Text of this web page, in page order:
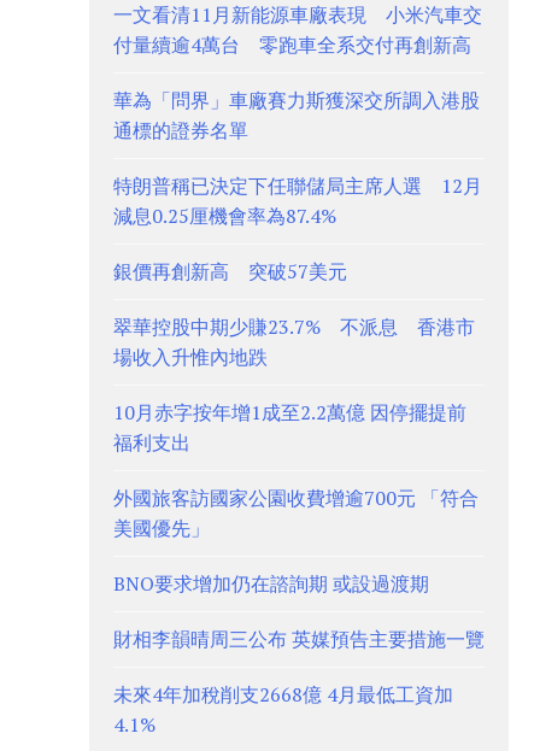
一文看清11月新能源車廠表現 小米汽車交
付量續逾4萬台 零跑車全系交付再創新高
華為「問界」車廠賽力斯獲深交所調入港股
通標的證券名單
特朗普稱已決定下任聯儲局主席人選 12月
減息0.25厘機會率為87.4%
銀價再創新高 突破57美元
翠華控股中期少賺23.7% 不派息 香港市
場收入升惟內地跌
10月赤字按年增1成至2.2萬億 因停擺提前
福利支出
外國旅客訪國家公園收費增逾700元 「符合
美國優先」
BNO要求增加仍在諮詢期 或設過渡期
財相李韻晴周三公布 英媒預告主要措施一覽
未來4年加稅削支2668億 4月最低工資加
4.1%